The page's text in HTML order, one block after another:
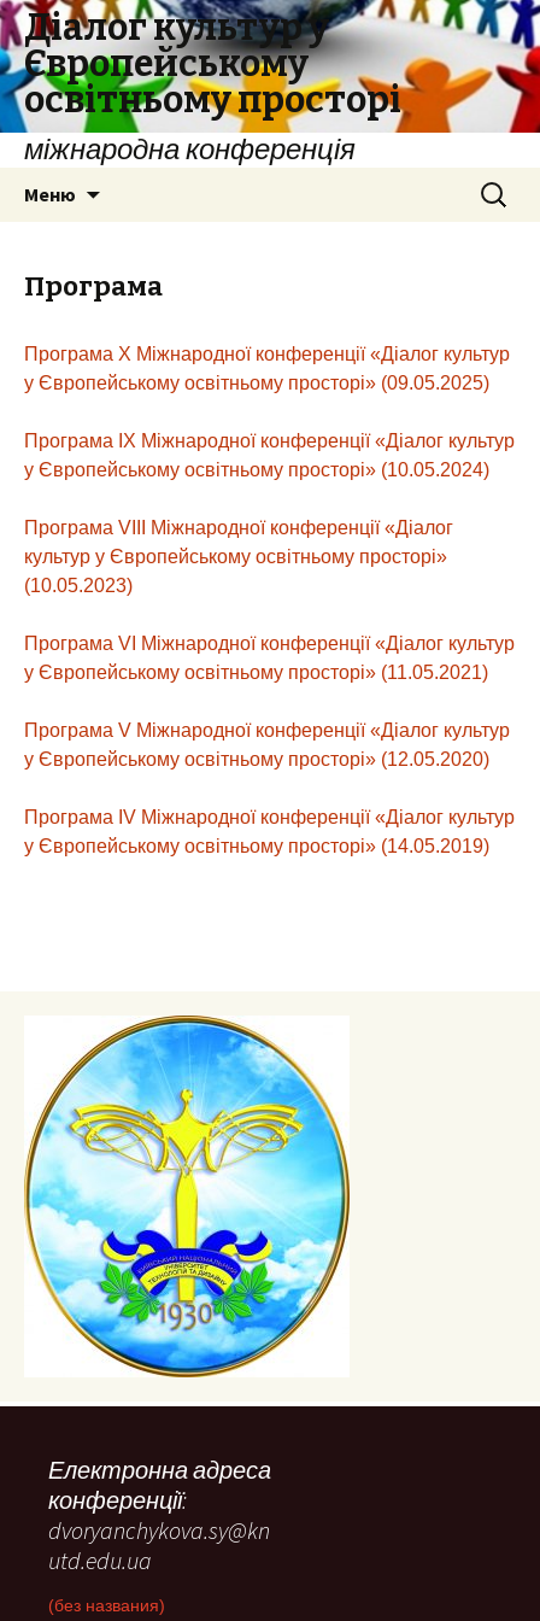
Діалог культур у
Європейському
освітньому просторі
міжнародна конференція
Меню Найти:
Програма
Програма X Міжнародної конференції «Діалог культур
у Європейському освітньому просторі» (09.05.2025)
Програма IX Міжнародної конференції «Діалог культур
у Європейському освітньому просторі» (10.05.2024)
Програма VIII Міжнародної конференції «Діалог
культур у Європейському освітньому просторі»
(10.05.2023)
Програма VI Міжнародної конференції «Діалог культур
у Європейському освітньому просторі» (11.05.2021)
Програма V Міжнародної конференції «Діалог культур
у Європейському освітньому просторі» (12.05.2020)
Програма IV Міжнародної конференції «Діалог культур
у Європейському освітньому просторі» (14.05.2019)
Електронна адреса
конференції:
dvoryanchykova.sy@kn
utd.edu.ua
(без названия)